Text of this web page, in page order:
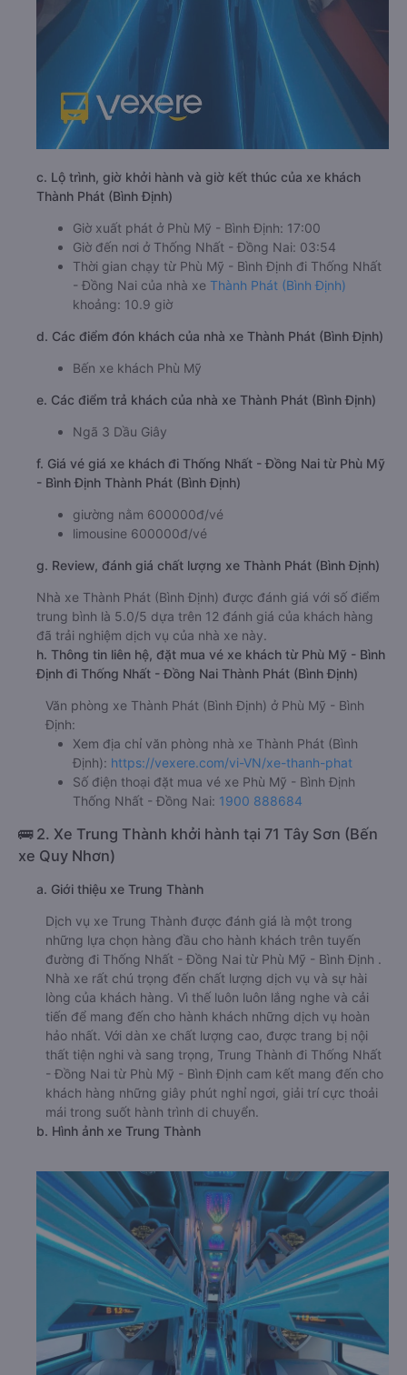
c. Lộ trình, giờ khởi hành và giờ kết thúc của xe khách
Thành Phát (Bình Định)
Giờ xuất phát ở Phù Mỹ - Bình Định: 17:00
Giờ đến nơi ở Thống Nhất - Đồng Nai: 03:54
Thời gian chạy từ Phù Mỹ - Bình Định đi Thống Nhất
- Đồng Nai của nhà xe Thành Phát (Bình Định)
khoảng: 10.9 giờ
d. Các điểm đón khách của nhà xe Thành Phát (Bình Định)
Bến xe khách Phù Mỹ
e. Các điểm trả khách của nhà xe Thành Phát (Bình Định)
Ngã 3 Dầu Giây
f. Giá vé giá xe khách đi Thống Nhất - Đồng Nai từ Phù Mỹ
- Bình Định Thành Phát (Bình Định)
giường nằm 600000đ/vé
limousine 600000đ/vé
g. Review, đánh giá chất lượng xe Thành Phát (Bình Định)
Nhà xe Thành Phát (Bình Định) được đánh giá với số điểm
trung bình là 5.0/5 dựa trên 12 đánh giá của khách hàng
đã trải nghiệm dịch vụ của nhà xe này.
h. Thông tin liên hệ, đặt mua vé xe khách từ Phù Mỹ - Bình
Định đi Thống Nhất - Đồng Nai Thành Phát (Bình Định)
Văn phòng xe Thành Phát (Bình Định) ở Phù Mỹ - Bình
Định:
Xem địa chỉ văn phòng nhà xe Thành Phát (Bình
Định): https://vexere.com/vi-VN/xe-thanh-phat
Số điện thoại đặt mua vé xe Phù Mỹ - Bình Định
Thống Nhất - Đồng Nai: 1900 888684
🚌 2. Xe Trung Thành khởi hành tại 71 Tây Sơn (Bến
xe Quy Nhơn)
a. Giới thiệu xe Trung Thành
Dịch vụ xe Trung Thành được đánh giá là một trong
những lựa chọn hàng đầu cho hành khách trên tuyến
đường đi Thống Nhất - Đồng Nai từ Phù Mỹ - Bình Định .
Nhà xe rất chú trọng đến chất lượng dịch vụ và sự hài
lòng của khách hàng. Vì thế luôn luôn lắng nghe và cải
tiến để mang đến cho hành khách những dịch vụ hoàn
hảo nhất. Với dàn xe chất lượng cao, được trang bị nội
thất tiện nghi và sang trọng, Trung Thành đi Thống Nhất
- Đồng Nai từ Phù Mỹ - Bình Định cam kết mang đến cho
khách hàng những giây phút nghỉ ngơi, giải trí cực thoải
mái trong suốt hành trình di chuyển.
b. Hình ảnh xe Trung Thành